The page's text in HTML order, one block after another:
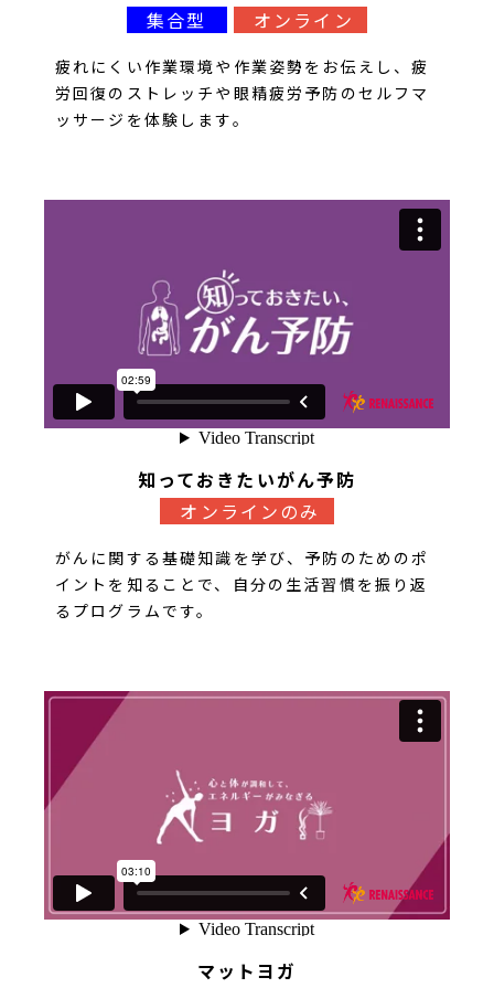
集合型
オンライン
疲れにくい作業環境や作業姿勢をお伝えし、疲
労回復のストレッチや眼精疲労予防のセルフマ
ッサージを体験します。
知っておきたいがん予防
オンラインのみ
がんに関する基礎知識を学び、予防のためのポ
イントを知ることで、自分の生活習慣を振り返
るプログラムです。
マットヨガ